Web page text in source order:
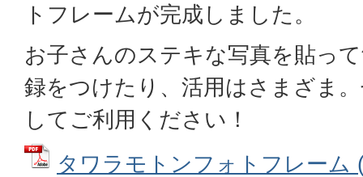
トフレームが完成しました。
お子さんのステキな写真を貼っ
録をつけたり、活用はさまざま
してご利用ください！
タワラモトンフォトフレーム